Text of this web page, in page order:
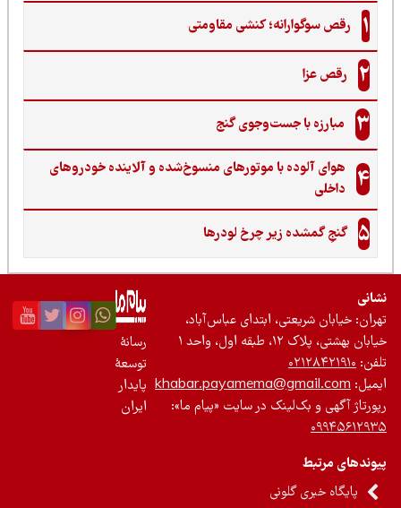
رقص سوگوارانه؛ کنشی مقاومتی
رقص عزا
مبارزه با جست‌وجوی گنج‌
هوای آلوده با موتورهای منسوخ‌شده و آلاینده خودروهای
داخلی
گنجِ گمشده زیر چرخ لودرها
خیابان شریعتی، ابتدای عباس‌آباد،
بهشتی، پلاک ۱۲، طبقه اول، واحد ۱
۰۲۱۲۸۴۲۱۹۱۰
khabar.payamema@gmail.com
آگهی و بک‌لینک در سایت «پیام ما»:
مرتبط
پایگاه خبری گلونی
توسعۀ
پایدار
ایران